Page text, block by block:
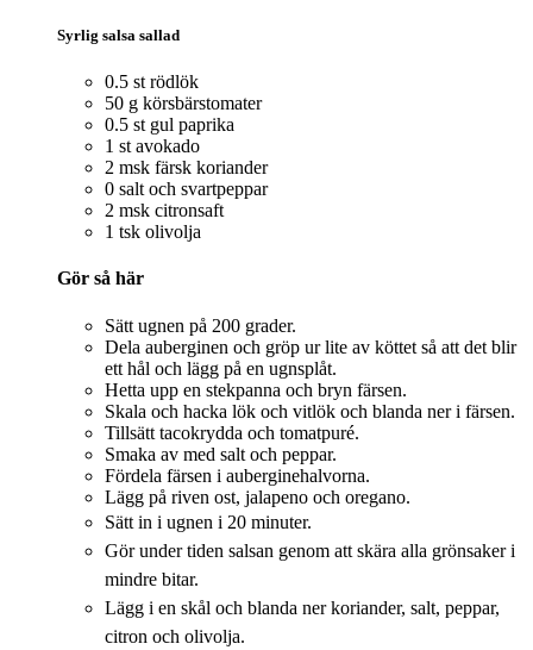
Syrlig salsa sallad
0.5 st rödlök
50 g körsbärstomater
0.5 st gul paprika
1 st avokado
2 msk färsk koriander
0 salt och svartpeppar
2 msk citronsaft
1 tsk olivolja
Gör så här
Sätt ugnen på 200 grader.
Dela auberginen och gröp ur lite av köttet så att det blir
ett hål och lägg på en ugnsplåt.
Hetta upp en stekpanna och bryn färsen.
Skala och hacka lök och vitlök och blanda ner i färsen.
Tillsätt tacokrydda och tomatpuré.
Smaka av med salt och peppar.
Fördela färsen i auberginehalvorna.
Lägg på riven ost, jalapeno och oregano.
Sätt in i ugnen i 20 minuter.
Gör under tiden salsan genom att skära alla grönsaker i
mindre bitar.
Lägg i en skål och blanda ner koriander, salt, peppar,
citron och olivolja.